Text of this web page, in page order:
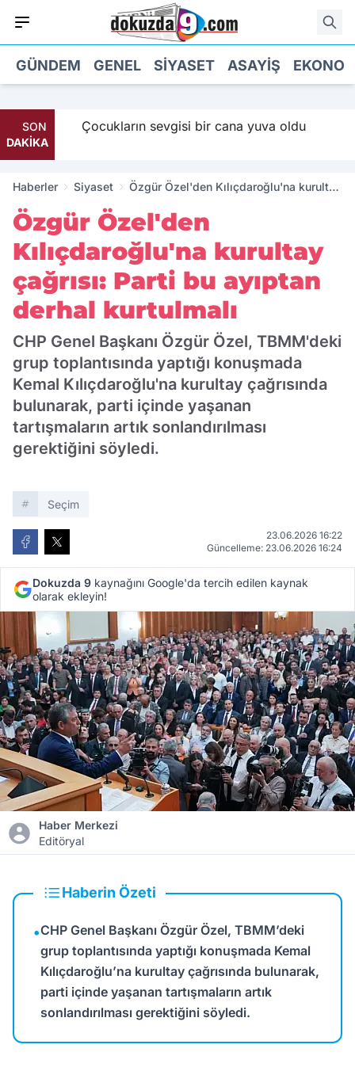
GÜNDEM GENEL SIYASET ASAYIŞ
SON
DAKİKA
Çocukların sevgisi bir cana yuva oldu
Haberler Siyaset
Özgür Özel'den Kılıçdaroğlu'na kurultay
kurtulmalı
Özgür Özel'den
Kılıçdaroğlu'na kurultay
çağrısı: Parti bu ayıptan
derhal kurtulmalı
CHP Genel Başkanı Özgür Özel, TBMM'deki
grup toplantısında yaptığı konuşmada
Kemal Kılıçdaroğlu'na kurultay çağrısında
bulunarak, parti içinde yaşanan
tartışmaların artık sonlandırılması
gerektiğini söyledi.
Seçim
23.06.2026 16:22
Güncelleme: 23.06.2026 16:24
Dokuzda 9 kaynağını Google'da tercih edilen kaynak
olarak ekleyin!
Haber Merkezi
Editöryal
Haberin Özeti
•CHP Genel Başkanı Özgür Özel, TBMM’deki
grup toplantısında yaptığı konuşmada Kemal
Kılıçdaroğlu’na kurultay çağrısında bulunarak,
parti içinde yaşanan tartışmaların artık
sonlandırılması gerektiğini söyledi.